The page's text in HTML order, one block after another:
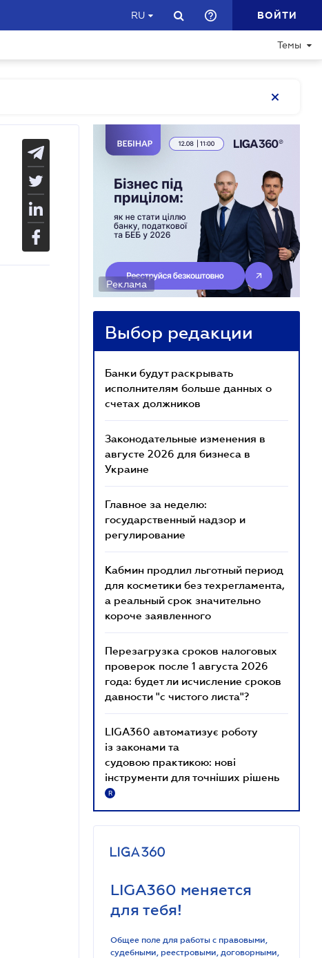
RU ВОЙТИ
Темы
Реклама
Выбор редакции
Банки будут раскрывать
исполнителям больше данных о
счетах должников
Законодательные изменения в
августе 2026 для бизнеса в
Украине
Главное за неделю:
государственный надзор и
регулирование
Кабмин продлил льготный период
для косметики без техрегламента,
а реальный срок значительно
короче заявленного
Перезагрузка сроков налоговых
проверок после 1 августа 2026
года: будет ли исчисление сроков
давности "с чистого листа"?
LIGA360 автоматизує роботу
із законами та
судовою практикою: нові
інструменти для точніших рішень
R
LIGA360 меняется
для тебя!
Общее поле для работы с правовыми,
судебными, реестровыми, договорными,